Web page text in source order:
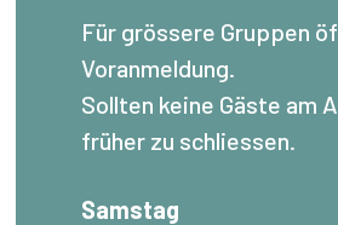
Für grössere Gruppen
Voranmeldung.
Sollten keine Gäste am
früher zu schliessen.
Samstag